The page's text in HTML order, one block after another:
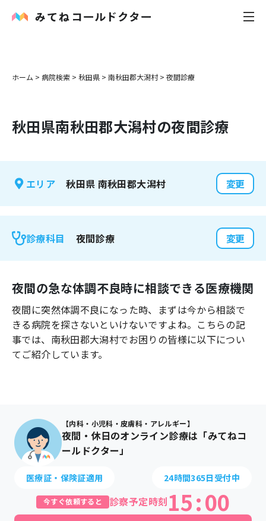
内科
花粉症
感染症
よくあるご質問
ホーム > 病院検索 > 秋田県 > 南秋田郡大潟村 > 夜間診療
秋田県南秋田郡大潟村の夜間診療
エリア 秋田県 南秋田郡大潟村 変更
診療科目 夜間診療 変更
夜間の急な体調不良時に相談できる医療機関
夜間に突然体調不良になった時、まずは今から相談で
きる病院を探さないといけないですよね。こちらの記
事では、 南秋田郡大潟村でお困りの皆様に以下につい
てご紹介しています。
【内科・小児科・皮膚科・アレルギー】
夜間・休日のオンライン診療は「みてねコ
ールドクター」
医療証・保険証適用 24時間365日受付中
今すぐ依頼すると 診察予定時刻15:00